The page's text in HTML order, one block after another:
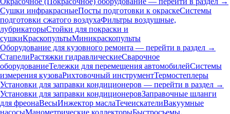
Сушки инфракрасныеПосты подготовки к окраскеСистемы
подготовки сжатого воздухаФильтры воздушные,
лубрикаторыСтойки для покраски и
сушкиКраскопультыМиникраскопульты
Оборудование для кузовного ремонта — перейти в раздел →
СтапелиРастяжки гидравлическиеСварочное
оборудованиеТележки для перемещения автомобилейСистемы
измерения кузоваРихтовочный инструментТермостеплеры
Установки для заправки кондиционеров — перейти в раздел →
Установки для заправки кондиционеровЗаправочные шланги
для фреонаВесыИнжектор маслаТечеискателиВакуумные
насосыМанометрические коллекторыБыстросъемы,